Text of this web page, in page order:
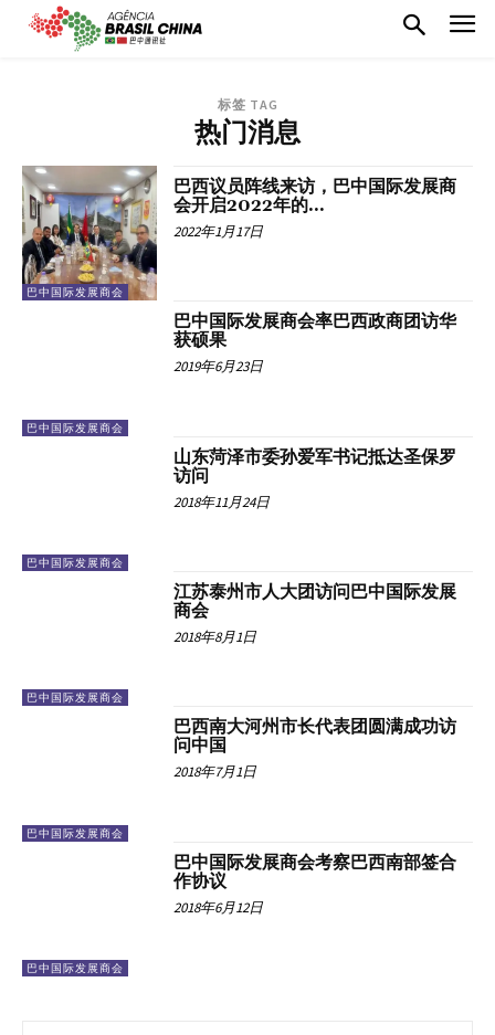
标签 TAG
热门消息
巴中国际发展商会
巴西议员阵线来访，巴中国际发展商
会开启2022年的...
2022年1月17日
巴中国际发展商会
巴中国际发展商会率巴西政商团访华
获硕果
2019年6月23日
巴中国际发展商会
山东菏泽市委孙爱军书记抵达圣保罗
访问
2018年11月24日
巴中国际发展商会
江苏泰州市人大团访问巴中国际发展
商会
2018年8月1日
巴中国际发展商会
巴西南大河州市长代表团圆满成功访
问中国
2018年7月1日
巴中国际发展商会
巴中国际发展商会考察巴西南部签合
作协议
2018年6月12日